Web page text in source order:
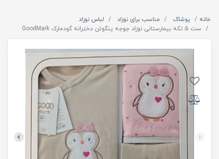
خانه پوشاک مناسب برای نوزاد
لباس نوزاد
ست 5 تکه بیمارستانی نوزاد جوجه پنگوئن دخترانه گودمارک GoodMark